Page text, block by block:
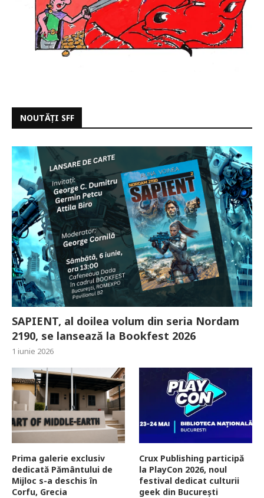
NOUTĂȚI SFF
SAPIENT, al doilea volum din seria Nordam
2190, se lansează la Bookfest 2026
1 iunie 2026
Prima galerie exclusiv
dedicată Pământului de
Mijloc s-a deschis în
Corfu, Grecia
Crux Publishing participă
la PlayCon 2026, noul
festival dedicat culturii
geek din București